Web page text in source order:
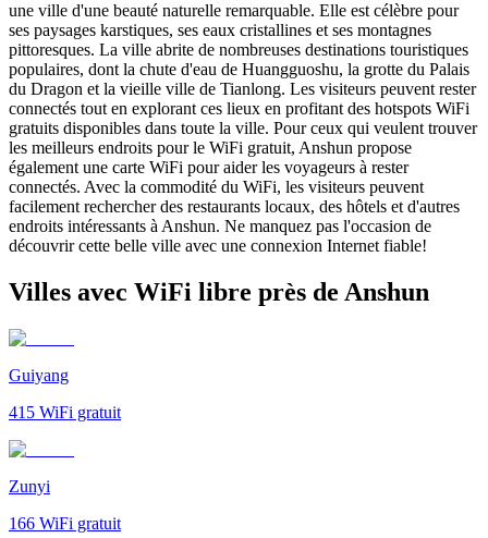
une ville d'une beauté naturelle remarquable. Elle est célèbre pour
ses paysages karstiques, ses eaux cristallines et ses montagnes
pittoresques. La ville abrite de nombreuses destinations touristiques
populaires, dont la chute d'eau de Huangguoshu, la grotte du Palais
du Dragon et la vieille ville de Tianlong. Les visiteurs peuvent rester
connectés tout en explorant ces lieux en profitant des hotspots WiFi
gratuits disponibles dans toute la ville. Pour ceux qui veulent trouver
les meilleurs endroits pour le WiFi gratuit, Anshun propose
également une carte WiFi pour aider les voyageurs à rester
connectés. Avec la commodité du WiFi, les visiteurs peuvent
facilement rechercher des restaurants locaux, des hôtels et d'autres
endroits intéressants à Anshun. Ne manquez pas l'occasion de
découvrir cette belle ville avec une connexion Internet fiable!
Villes avec WiFi libre près de Anshun
Guiyang
415 WiFi gratuit
Zunyi
166 WiFi gratuit